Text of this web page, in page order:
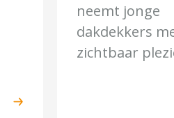
neemt jonge
dakdekkers
zichtbaar